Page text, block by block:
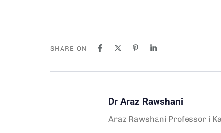
SHARE ON
Dr Araz Rawshani
Araz Rawshani Professor i